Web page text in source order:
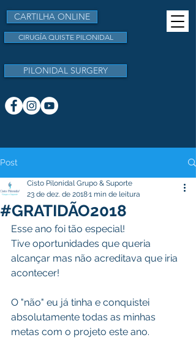
CARTILHA ONLINE
CIRUGÍA QUISTE PILONIDAL
PILONIDAL SURGERY
Post
#GRATIDÃO2018
Cisto Pilonidal Grupo & Suporte
23 de dez. de 20181 min de leitura
Esse ano foi tão especial!
Tive oportunidades que queria
alcançar mas não acreditava que iria
acontecer!
O "não" eu já tinha e conquistei
absolutamente todas as minhas
metas com o projeto este ano.